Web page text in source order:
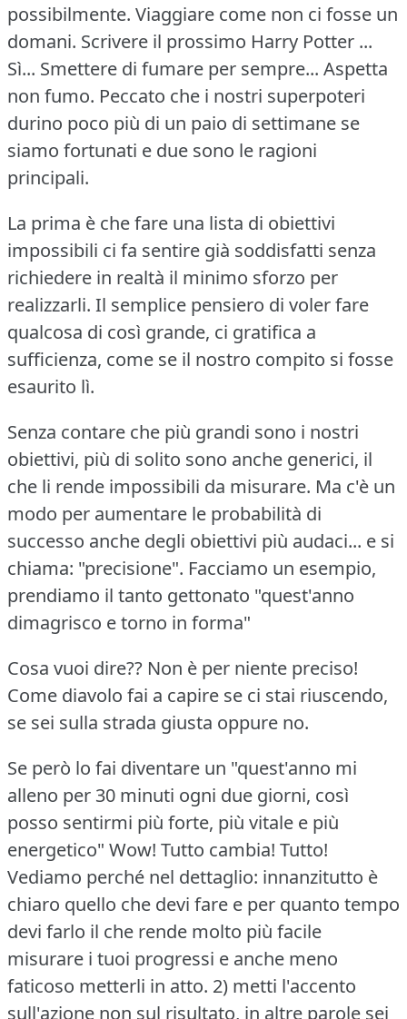
possibilmente. Viaggiare come non ci fosse un
domani. Scrivere il prossimo Harry Potter ...
Sì... Smettere di fumare per sempre... Aspetta
non fumo. Peccato che i nostri superpoteri
durino poco più di un paio di settimane se
siamo fortunati e due sono le ragioni
principali.
La prima è che fare una lista di obiettivi
impossibili ci fa sentire già soddisfatti senza
richiedere in realtà il minimo sforzo per
realizzarli. Il semplice pensiero di voler fare
qualcosa di così grande, ci gratifica a
sufficienza, come se il nostro compito si fosse
esaurito lì.
Senza contare che più grandi sono i nostri
obiettivi, più di solito sono anche generici, il
che li rende impossibili da misurare. Ma c'è un
modo per aumentare le probabilità di
successo anche degli obiettivi più audaci... e si
chiama: "precisione". Facciamo un esempio,
prendiamo il tanto gettonato "quest'anno
dimagrisco e torno in forma"
Cosa vuoi dire?? Non è per niente preciso!
Come diavolo fai a capire se ci stai riuscendo,
se sei sulla strada giusta oppure no.
Se però lo fai diventare un "quest'anno mi
alleno per 30 minuti ogni due giorni, così
posso sentirmi più forte, più vitale e più
energetico" Wow! Tutto cambia! Tutto!
Vediamo perché nel dettaglio: innanzitutto è
chiaro quello che devi fare e per quanto tempo
devi farlo il che rende molto più facile
misurare i tuoi progressi e anche meno
faticoso metterli in atto. 2) metti l'accento
sull'azione non sul risultato, in altre parole sei